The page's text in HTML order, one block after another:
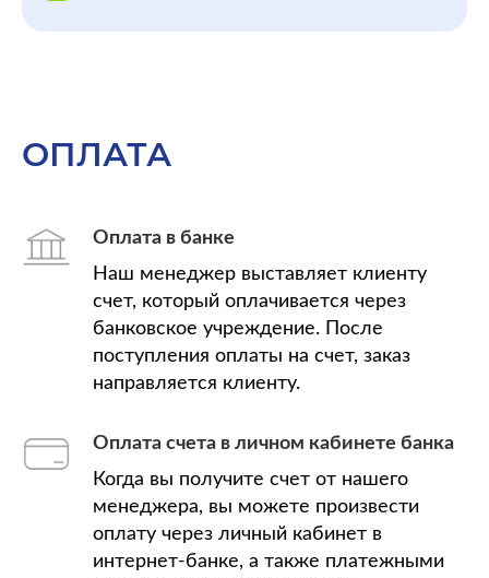
ОПЛАТА
Оплата в банке
Наш менеджер выставляет клиенту
счет, который оплачивается через
банковское учреждение. После
поступления оплаты на счет, заказ
направляется клиенту.
Оплата счета в личном кабинете банка
Когда вы получите счет от нашего
менеджера, вы можете произвести
оплату через личный кабинет в
интернет-банке, а также платежными